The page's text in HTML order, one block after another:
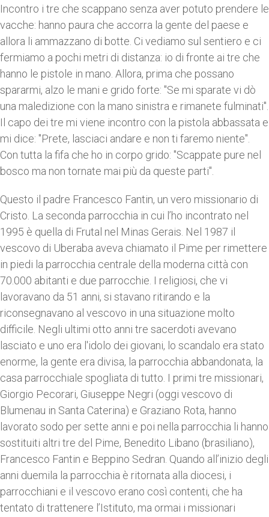
Incontro i tre che scappano senza aver potuto prendere le
vacche: hanno paura che accorra la gente del paese e
allora li ammazzano di botte. Ci vediamo sul sentiero e ci
fermiamo a pochi metri di distanza: io di fronte ai tre che
hanno le pistole in mano. Allora, prima che possano
spararmi, alzo le mani e grido forte: "Se mi sparate vi dò
una maledizione con la mano sinistra e rimanete fulminati".
Il capo dei tre mi viene incontro con la pistola abbassata e
mi dice: "Prete, lasciaci andare e non ti faremo niente".
Con tutta la fifa che ho in corpo grido: "Scappate pure nel
bosco ma non tornate mai più da queste parti".
Questo il padre Francesco Fantin, un vero missionario di
Cristo. La seconda parrocchia in cui l’ho incontrato nel
1995 è quella di Frutal nel Minas Gerais. Nel 1987 il
vescovo di Uberaba aveva chiamato il Pime per rimettere
in piedi la parrocchia centrale della moderna città con
70.000 abitanti e due parrocchie. I religiosi, che vi
lavoravano da 51 anni, si stavano ritirando e la
riconsegnavano al vescovo in una situazione molto
difficile. Negli ultimi otto anni tre sacerdoti avevano
lasciato e uno era l'idolo dei giovani, lo scandalo era stato
enorme, la gente era divisa, la parrocchia abbandonata, la
casa parrocchiale spogliata di tutto. I primi tre missionari,
Giorgio Pecorari, Giuseppe Negri (oggi vescovo di
Blumenau in Santa Caterina) e Graziano Rota, hanno
lavorato sodo per sette anni e poi nella parrocchia li hanno
sostituiti altri tre del Pime, Benedito Libano (brasiliano),
Francesco Fantin e Beppino Sedran. Quando all’inizio degli
anni duemila la parrocchia è ritornata alla diocesi, i
parrocchiani e il vescovo erano così contenti, che ha
tentato di trattenere l’Istituto, ma ormai i missionari